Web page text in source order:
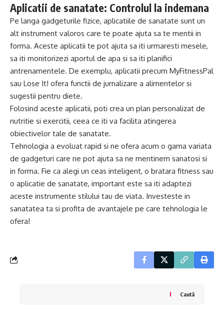
Aplicatii de sanatate: Controlul la indemana
Pe langa gadgeturile fizice, aplicatiile de sanatate sunt un
alt instrument valoros care te poate ajuta sa te mentii in
forma. Aceste aplicatii te pot ajuta sa iti urmaresti mesele,
sa iti monitorizezi aportul de apa si sa iti planifici
antrenamentele. De exemplu, aplicatii precum MyFitnessPal
sau Lose It! ofera functii de jurnalizare a alimentelor si
sugestii pentru diete.
Folosind aceste aplicatii, poti crea un plan personalizat de
nutritie si exercitii, ceea ce iti va facilita atingerea
obiectivelor tale de sanatate.
Tehnologia a evoluat rapid si ne ofera acum o gama variata
de gadgeturi care ne pot ajuta sa ne mentinem sanatosi si
in forma. Fie ca alegi un ceas inteligent, o bratara fitness sau
o aplicatie de sanatate, important este sa iti adaptezi
aceste instrumente stilului tau de viata. Investeste in
sanatatea ta si profita de avantajele pe care tehnologia le
ofera!
Caută